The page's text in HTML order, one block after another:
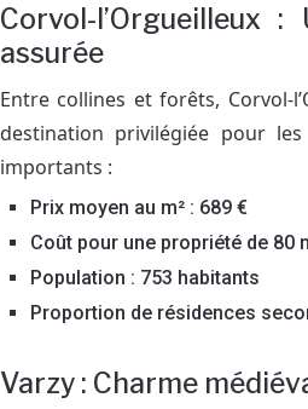
Corvol-l’Orgueilleux
assurée
Entre collines et forêts, Corvol-
destination privilégiée pour
importants :
Prix moyen au m² : 689 €
Coût pour une propriété de 80
Population : 753 habitants
Proportion de résidences
Varzy : Charme